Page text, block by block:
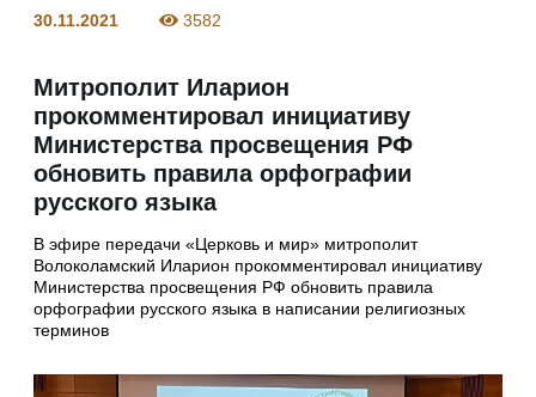
30.11.2021 3582
Митрополит Иларион
прокомментировал инициативу
Министерства просвещения РФ
обновить правила орфографии
русского языка
В эфире передачи «Церковь и мир» митрополит
Волоколамский Иларион прокомментировал инициативу
Министерства просвещения РФ обновить правила
орфографии русского языка в написании религиозных
терминов